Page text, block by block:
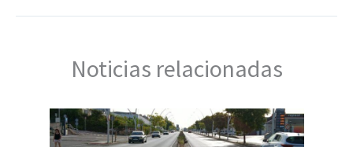
Noticias relacionadas